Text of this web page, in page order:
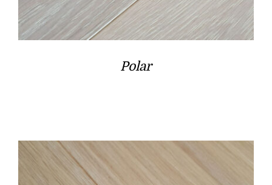
Polar